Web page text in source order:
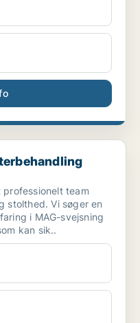
efter svejse...
professionelt team
stolthed. Vi søger en
i MAG-svejsning
kan sik..